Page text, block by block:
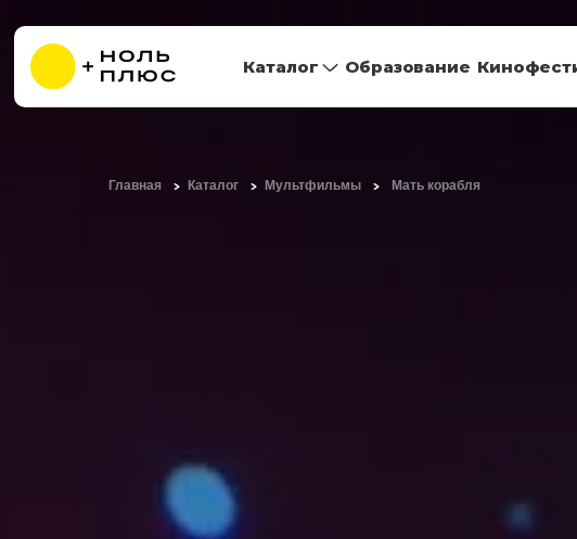
Каталог Образование
Главная Каталог Мультфильмы Мать корабля